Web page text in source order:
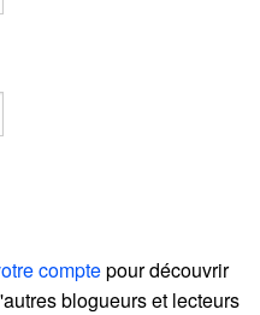
comptepour découvrir
blogueurs et lecteurs